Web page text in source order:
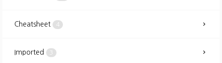
Cheatsheet 4
Imported 3